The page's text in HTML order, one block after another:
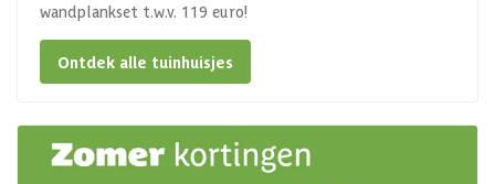
wandplankset t.w.v. 119 euro!
Ontdek alle tuinhuisjes